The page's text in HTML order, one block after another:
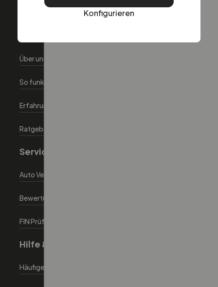
Über uns
So funktionierts
Erfahrungen
Ratgeber
Service
Auto Verkaufen
Bewertungstool
FIN Prüfen tool
Hilfe & Information
Häufige Fragen
Konfigurieren